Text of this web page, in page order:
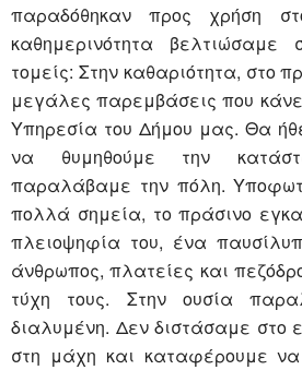
παραδόθηκαν προς χρήση
καθημερινότητα βελτιώσαμε
τομείς: Στην καθαριότητα, στο
μεγάλες παρεμβάσεις που
Υπηρεσία του Δήμου μας. Θα
να θυμηθούμε την
παραλάβαμε την πόλη.
πολλά σημεία, το πράσινο
πλειοψηφία του, ένα
άνθρωπος, πλατείες και
τύχη τους. Στην ουσία
διαλυμένη. Δεν διστάσαμε στο
στη μάχη και καταφέρουμε